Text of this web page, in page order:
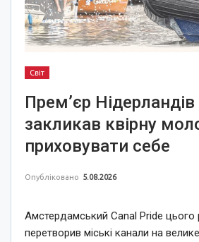
Світ
Прем’єр
закликав квірну
приховувати себе
Опубліковано 5.08.2026
Амстердамський Canal Pride цього
перетворив міські канали на